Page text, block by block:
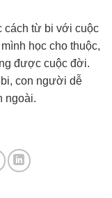
cách từ bi với cuộc
học cho thuộc,
được cuộc đời.
con người dễ
ngoài.